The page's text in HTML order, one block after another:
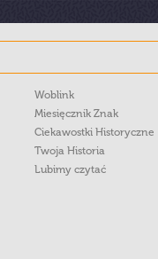
Woblink
Miesięcznik Znak
Ciekawostki Historyczne
Twoja Historia
Lubimy czytać